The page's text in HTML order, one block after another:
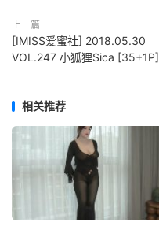
上一篇
[IMISS爱蜜社] 2018.05.30
VOL.247 小狐狸Sica [35+1P]
相关推荐